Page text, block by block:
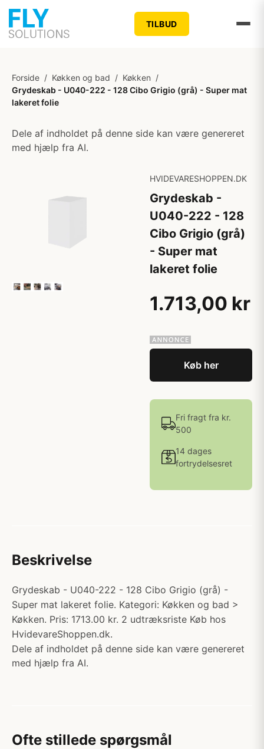
TILBUD
Forside / Køkken og bad / Køkken /
Grydeskab - U040-222 - 128 Cibo Grigio (grå) - Super mat
lakeret folie
Dele af indholdet på denne side kan være genereret
med hjælp fra AI.
HVIDEVARESHOPPEN.DK
Grydeskab -
U040-222 - 128
Cibo Grigio (grå)
- Super mat
lakeret folie
1.713,00 kr
Køb her
Fri fragt fra kr.
500
14 dages
fortrydelsesret
Beskrivelse
Grydeskab - U040-222 - 128 Cibo Grigio (grå) -
Super mat lakeret folie. Kategori: Køkken og bad >
Køkken. Pris: 1713.00 kr. 2 udtræksriste Køb hos
HvidevareShoppen.dk.
Dele af indholdet på denne side kan være genereret
med hjælp fra AI.
Ofte stillede spørgsmål